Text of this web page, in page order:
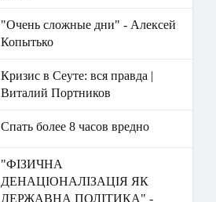
"Очень сложные дни" - Алексей
Копытько
Кризис в Сеуте: вся правда |
Виталий Портников
Спать более 8 часов вредно
"ФІЗИЧНА
ДЕНАЦІОНАЛІЗАЦІЯ ЯК
ДЕРЖАВНА ПОЛІТИКА" -